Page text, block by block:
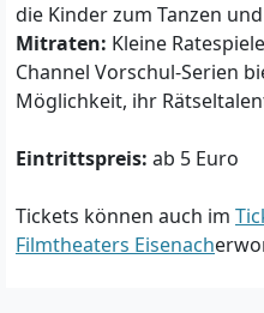
die Kinder zum Tanzen
Mitraten: Kleine
Channel Vorschul-Serien
Möglichkeit, ihr
Eintrittspreis: ab 5 Euro
Tickets können auch im
Filmtheaters Eisenach